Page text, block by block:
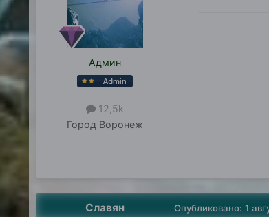
Админ
12,5k
Город Воронеж
Славян Опубликовано: 1